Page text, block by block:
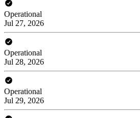
Operational
Jul 27, 2026
Operational
Jul 28, 2026
Operational
Jul 29, 2026